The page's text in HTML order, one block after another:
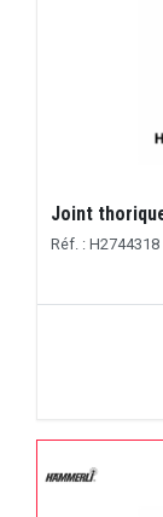
Joint
Réf. : H2744318